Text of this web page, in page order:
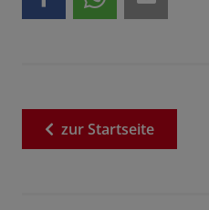
zurStartseite